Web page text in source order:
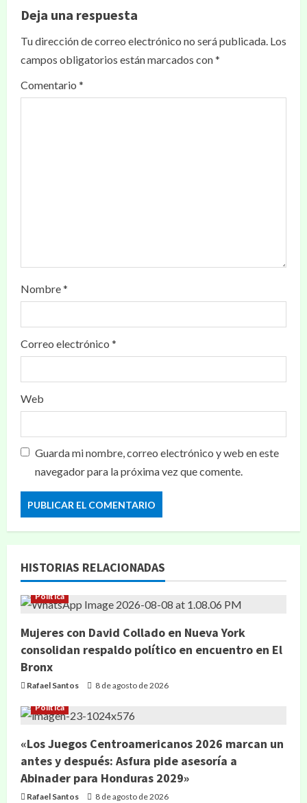
Deja una respuesta
Tu dirección de correo electrónico no será publicada. Los
campos obligatorios están marcados con*
Comentario *
Nombre*
Correo electrónico *
Web
Guarda mi nombre, correo electrónico y web en este
navegador para la próxima vez que comente.
HISTORIAS RELACIONADAS
Política
Mujeres con David Collado en Nueva York
consolidan respaldo político en encuentro en El
Bronx
Rafael Santos 8 de agosto de 2026
Política
«Los Juegos Centroamericanos 2026 marcan un
antes y después: Asfura pide asesoría a
Abinader para Honduras 2029»
Rafael Santos 8 de agosto de 2026